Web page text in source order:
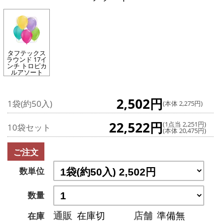
タフテックス
ラウンド 17イ
ンチ トロピカ
ルアソート
1袋(約50入) 2,502円(本体 2,275円)
10袋セット 22,522円(1点当 2,251円)
(本体 20,475円)
ご注文
数単位
数量
在庫
通販 在庫切 店舗 準備無